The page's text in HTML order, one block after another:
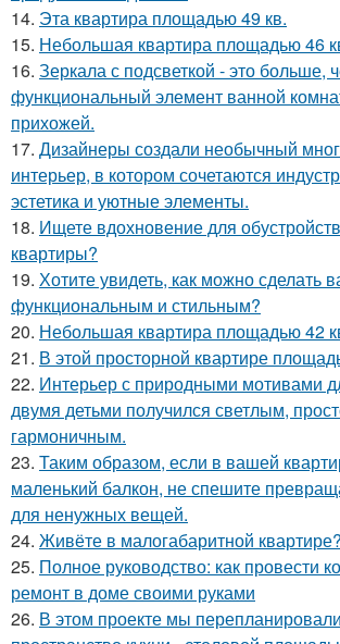
14. Эта квартира площадью 49 кв.
15. Небольшая квартира площадью 46
16. Зеркала с подсветкой - это больше,
функциональный элемент ванной
прихожей.
17. Дизайнеры создали необычный
интерьер, в котором сочетаются
эстетика и уютные элементы.
18. Ищете вдохновение для
квартиры?
19. Хотите увидеть, как можно сделать
функциональным и стильным?
20. Небольшая квартира площадью 42
21. В этой просторной квартире
22. Интерьер с природными мотивами
двумя детьми получился светлым,
гармоничным.
23. Таким образом, если в вашей
маленький балкон, не спешите
для ненужных вещей.
24. Живёте в малогабаритной квартире?
25. Полное руководство: как провести
ремонт в доме своими руками
26. В этом проекте мы